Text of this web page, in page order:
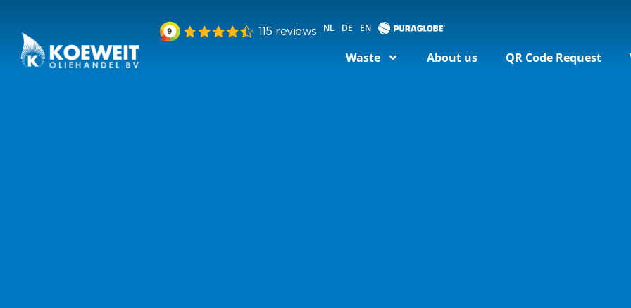
NL DE EN
Waste About us QR Code Request